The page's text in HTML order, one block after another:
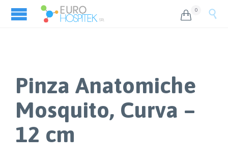
 0 
Pinza Anatomiche
Mosquito, Curva –
12 cm